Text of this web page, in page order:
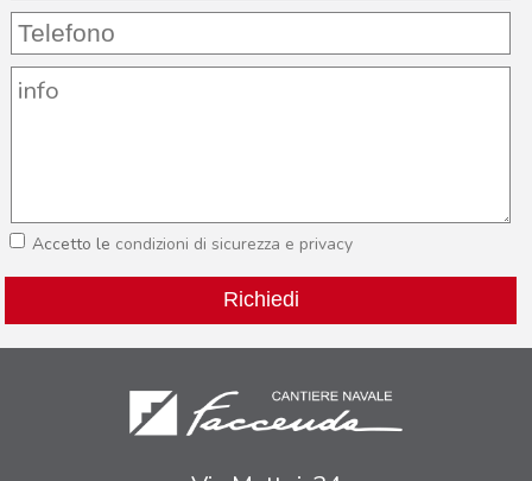
Accetto le condizioni di sicurezza e privacy